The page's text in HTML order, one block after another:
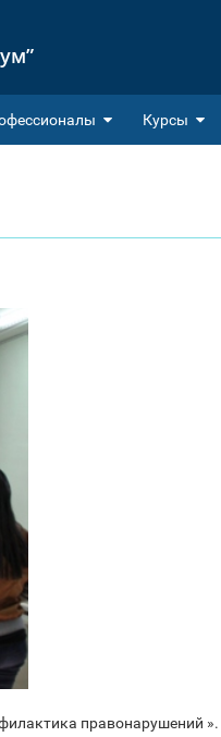
Курсы
правонарушений ».